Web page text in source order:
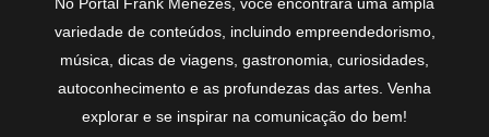
variedade de conteúdos, incluindo empreendedorismo,
música, dicas de viagens, gastronomia, curiosidades,
autoconhecimento e as profundezas das artes. Venha
explorar e se inspirar na comunicação do bem!